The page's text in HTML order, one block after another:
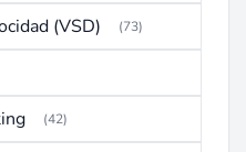
(VSD) (73)
(42)